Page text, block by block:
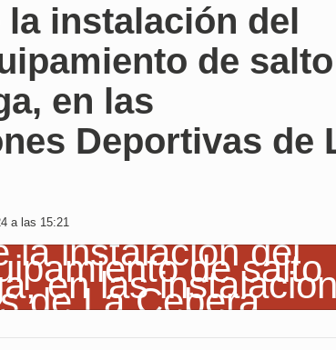
instalación del
de salto
en las
Deportivas de
a las 15:21